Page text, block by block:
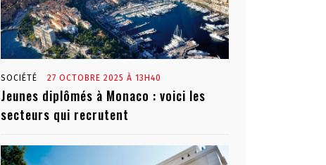
SOCIÉTÉ 27 OCTOBRE 2025 À 13H40
Jeunes diplômés à Monaco : voici les
secteurs qui recrutent